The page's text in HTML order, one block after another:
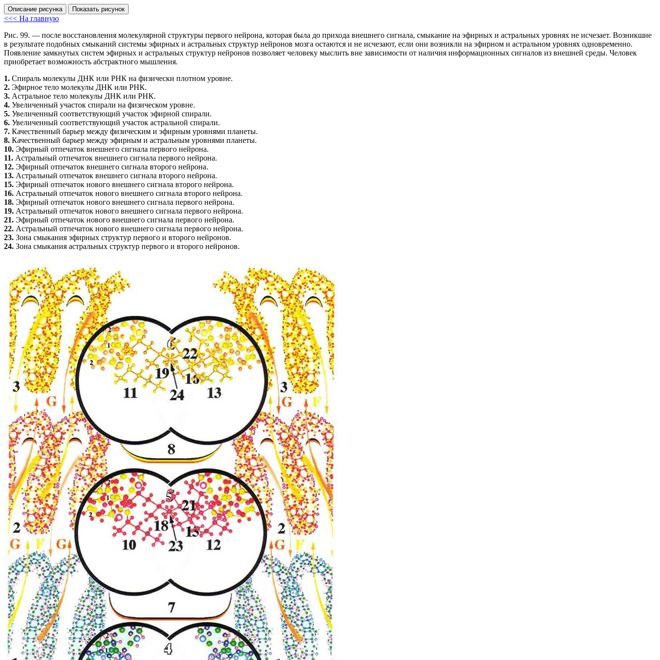
Описание рисунка Показать рисунок
<<< На главную
Рис. 99. — после восстановления молекулярной структуры первого нейрона, которая была до прихода внешнего сигнала, смыкание на эфирных и астральных уровнях не исчезает. Возникшие
в результате подобных смыканий системы эфирных и астральных структур нейронов мозга остаются и не исчезают, если они возникли на эфирном и астральном уровнях одновременно.
Появление замкнутых систем эфирных и астральных структур нейронов позволяет человеку мыслить вне зависимости от наличия информационных сигналов из внешней среды. Человек
приобретает возможность абстрактного мышления.
1. Спираль молекулы ДНК или РНК на физически плотном уровне.
2. Эфирное тело молекулы ДНК или РНК.
3. Астральное тело молекулы ДНК или РНК.
4. Увеличенный участок спирали на физическом уровне.
5. Увеличенный соответствующий участок эфирной спирали.
6. Увеличенный соответствующий участок астральной спирали.
7. Качественный барьер между физическим и эфирным уровнями планеты.
8. Качественный барьер между эфирным и астральным уровнями планеты.
10. Эфирный отпечаток внешнего сигнала первого нейрона.
11. Астральный отпечаток внешнего сигнала первого нейрона.
12. Эфирный отпечаток внешнего сигнала второго нейрона.
13. Астральный отпечаток внешнего сигнала второго нейрона.
15. Эфирный отпечаток нового внешнего сигнала второго нейрона.
16. Астральный отпечаток нового внешнего сигнала второго нейрона.
18. Эфирный отпечаток нового внешнего сигнала первого нейрона.
19. Астральный отпечаток нового внешнего сигнала первого нейрона.
21. Эфирный отпечаток нового внешнего сигнала первого нейрона.
22. Астральный отпечаток нового внешнего сигнала первого нейрона.
23. Зона смыкания эфирных структур первого и второго нейронов.
24. Зона смыкания астральных структур первого и второго нейронов.